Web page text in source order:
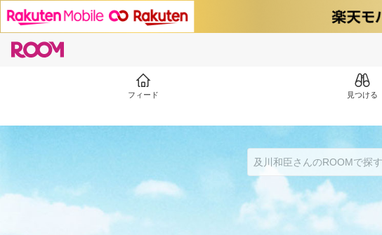
フィード 見つける